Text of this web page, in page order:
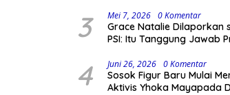
3 Mei 7, 2026 0 Komentar
Grace Natalie Dilaporkan
PSI: Itu Tanggung Jawab
4 Juni 26, 2026 0 Komentar
Sosok Figur Baru Mulai
Aktivis Yhoka Mayapada